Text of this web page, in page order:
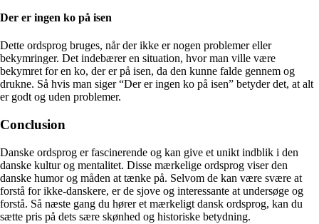
Der er ingen ko på isen
Dette ordsprog bruges, når der ikke er nogen problemer eller
bekymringer. Det indebærer en situation, hvor man ville være
bekymret for en ko, der er på isen, da den kunne falde gennem og
drukne. Så hvis man siger “Der er ingen ko på isen” betyder det, at alt
er godt og uden problemer.
Conclusion
Danske ordsprog er fascinerende og kan give et unikt indblik i den
danske kultur og mentalitet. Disse mærkelige ordsprog viser den
danske humor og måden at tænke på. Selvom de kan være svære at
forstå for ikke-danskere, er de sjove og interessante at undersøge og
forstå. Så næste gang du hører et mærkeligt dansk ordsprog, kan du
sætte pris på dets sære skønhed og historiske betydning.